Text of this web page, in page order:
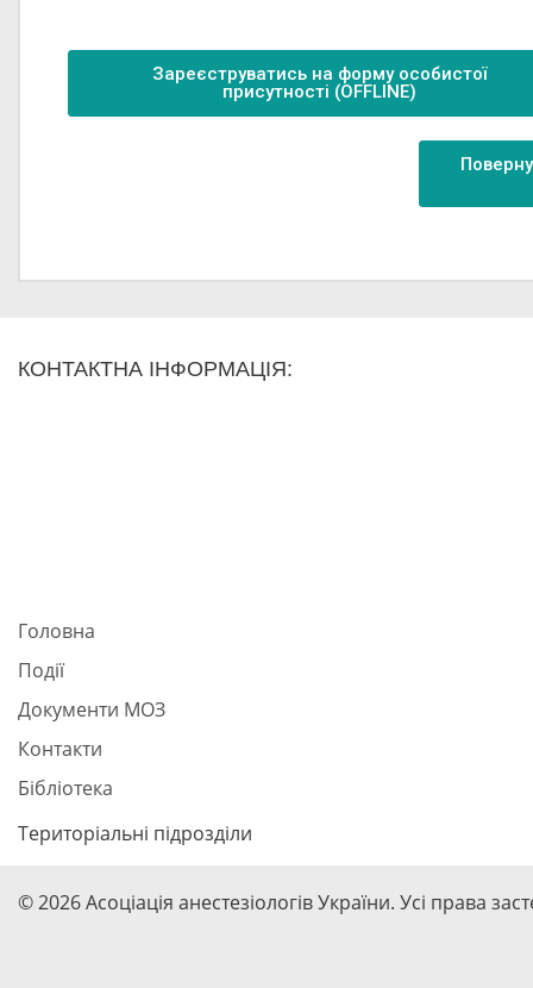
Зареєструватись на форму особистої
присутності (OFFLINE)
КОНТАКТНА ІНФОРМАЦІЯ:
Головна
Події
Документи МОЗ
Контакти
Бібліотека
Територіальні підрозділи
© 2026 Асоціація анестезіологів України. Усі права